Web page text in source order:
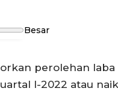
Besar
perolehan
I-2022 atau naik